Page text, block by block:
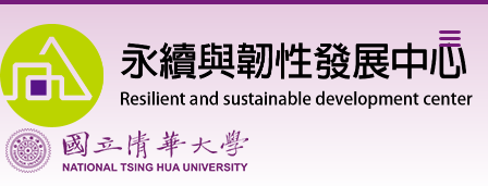
到
主
內
容
區